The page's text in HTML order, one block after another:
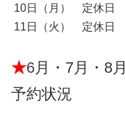
10日（月） 定休日
11日（火） 定休日
★6月・7月・8月
予約状況